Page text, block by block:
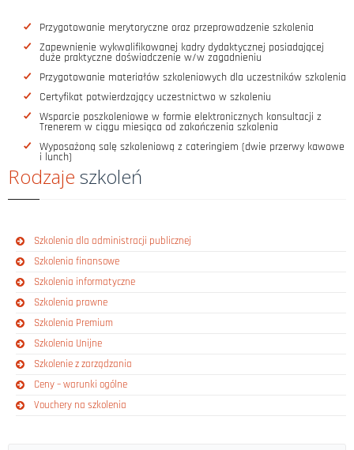
Przygotowanie merytoryczne oraz przeprowadzenie szkolenia
Zapewnienie wykwalifikowanej kadry dydaktycznej posiadającej
duże praktyczne doświadczenie w/w zagadnieniu
Przygotowanie materiałów szkoleniowych dla uczestników szkolenia
Certyfikat potwierdzający uczestnictwo w szkoleniu
Wsparcie poszkoleniowe w formie elektronicznych konsultacji z
Trenerem w ciągu miesiąca od zakończenia szkolenia
Wyposażoną salę szkoleniową z cateringiem (dwie przerwy kawowe
i lunch)
Rodzaje szkoleń
Szkolenia dla administracji publicznej
Szkolenia finansowe
Szkolenia informatyczne
Szkolenia prawne
Szkolenia Premium
Szkolenia Unijne
Szkolenie z zarządzania
Ceny – warunki ogólne
Vouchery na szkolenia